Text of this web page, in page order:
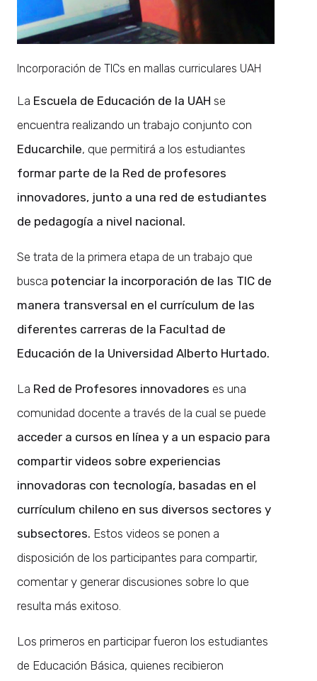
Incorporación de TICs en mallas curriculares UAH
La Escuela de Educación de la UAH se
encuentra realizando un trabajo conjunto con
Educarchile, que permitirá a los estudiantes
formar parte de la Red de profesores
innovadores, junto a una red de estudiantes
de pedagogía a nivel nacional.
Se trata de la primera etapa de un trabajo que
busca potenciar la incorporación de las TIC de
manera transversal en el currículum de las
diferentes carreras de la Facultad de
Educación de la Universidad Alberto Hurtado.
La Red de Profesores innovadores es una
comunidad docente a través de la cual se puede
acceder a cursos en línea y a un espacio para
compartir videos sobre experiencias
innovadoras con tecnología, basadas en el
currículum chileno en sus diversos sectores y
subsectores. Estos videos se ponen a
disposición de los participantes para compartir,
comentar y generar discusiones sobre lo que
resulta más exitoso.
Los primeros en participar fueron los estudiantes
de Educación Básica, quienes recibieron